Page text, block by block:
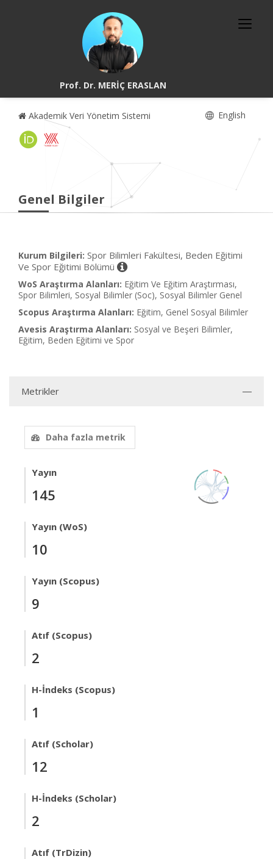
Prof. Dr. MERİÇ ERASLAN
Akademik Veri Yönetim Sistemi English
Genel Bilgiler
Kurum Bilgileri: Spor Bilimleri Fakültesi, Beden Eğitimi
Ve Spor Eğitimi Bölümü
WoS Araştırma Alanları: Eğitim Ve Eğitim Araştırması,
Spor Bilimleri, Sosyal Bilimler (Soc), Sosyal Bilimler Genel
Scopus Araştırma Alanları: Eğitim, Genel Sosyal Bilimler
Avesis Araştırma Alanları: Sosyal ve Beşeri Bilimler,
Eğitim, Beden Eğitimi ve Spor
Metrikler
Daha fazla metrik
Yayın
145
Yayın (WoS)
10
Yayın (Scopus)
9
Atıf (Scopus)
2
H-İndeks (Scopus)
1
Atıf (Scholar)
12
H-İndeks (Scholar)
2
Atıf (TrDizin)